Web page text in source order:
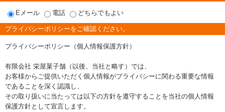
Eメール 電話 どちらでもよい
プライバシーポリシーをご確認ください。
プライバシーポリシー（個人情報保護方針）
有限会社 栄屋菓子舗（以後、当社と略す）では、
お客様からご提供いただく個人情報がプライバシーに関わる重要な情報
であることを深く認識し、
その取り扱いに当たっては以下の方針を遵守することを当社の個人情報
保護方針として宣言します。